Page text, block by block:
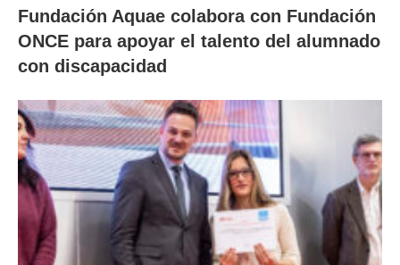
Fundación Aquae colabora con Fundación
ONCE para apoyar el talento del alumnado
con discapacidad